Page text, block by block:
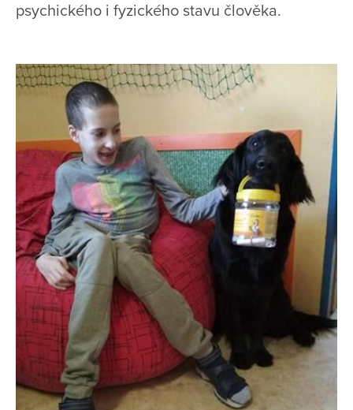
psychického i fyzického stavu člověka.